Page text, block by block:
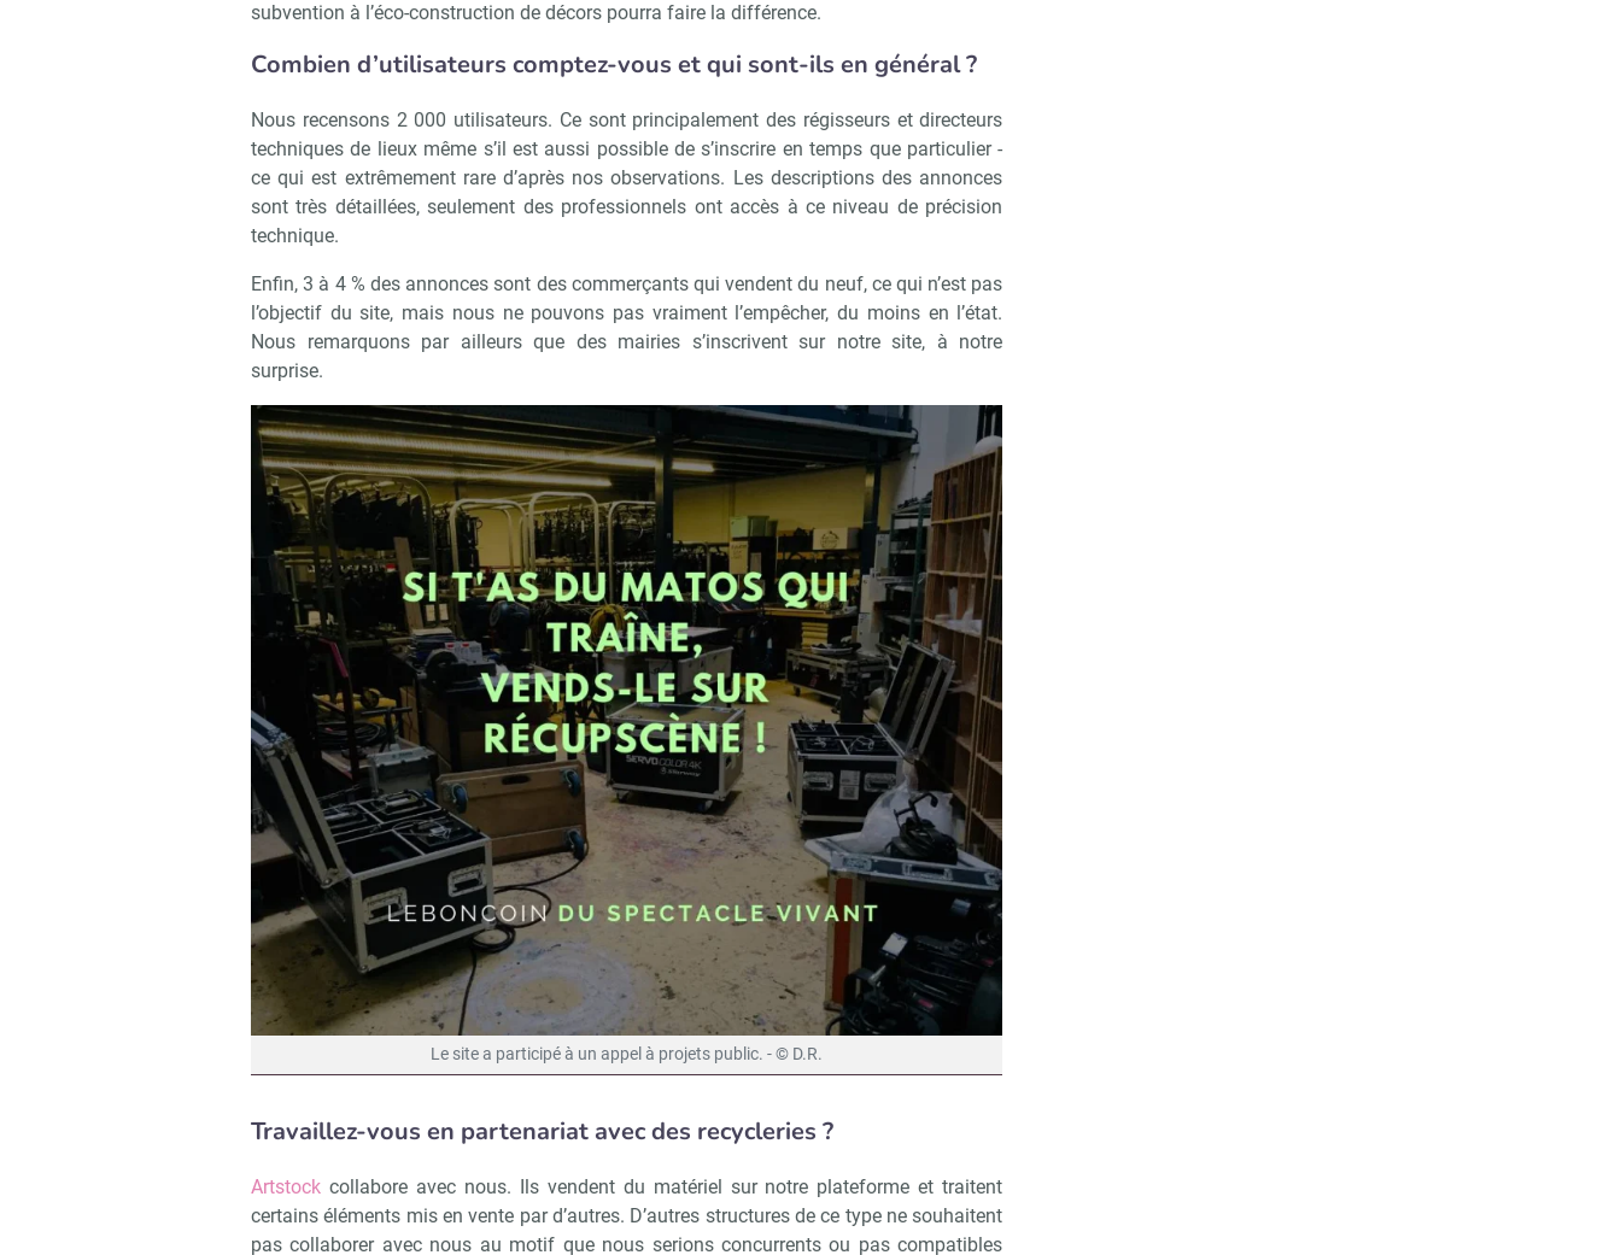
subvention à l’éco-construction de décors pourra faire la différence.
Combien d’utilisateurs comptez-vous et qui sont-ils en général ?
Nous recensons 2 000 utilisateurs. Ce sont principalement des régisseurs et directeurs
techniques de lieux même s’il est aussi possible de s’inscrire en temps que particulier -
ce qui est extrêmement rare d’après nos observations. Les descriptions des annonces
sont très détaillées, seulement des professionnels ont accès à ce niveau de précision
technique.
Enfin, 3 à 4 % des annonces sont des commerçants qui vendent du neuf, ce qui n’est pas
l’objectif du site, mais nous ne pouvons pas vraiment l’empêcher, du moins en l’état.
Nous remarquons par ailleurs que des mairies s’inscrivent sur notre site, à notre
surprise.
Le site a participé à un appel à projets public. - © D.R.
Travaillez-vous en partenariat avec des recycleries ?
Artstock collabore avec nous. Ils vendent du matériel sur notre plateforme et traitent
certains éléments mis en vente par d’autres. D’autres structures de ce type ne souhaitent
pas collaborer avec nous au motif que nous serions concurrents ou pas compatibles
Recevoir Culture Matin Abonnez-vous à notre newsletter
Non merci, je reçois déjà ! Je déciderai plus tard